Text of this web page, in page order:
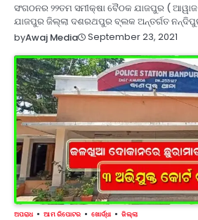
ସଂଗଠନର ୨୨ତମ ସମୀକ୍ଷା ବୈଠକ ଯାଜପୁର (
ଯାଜପୁର ଜିଲ୍ଲା ଦଶରଥପୁର ବ୍ଲକ ଅନ୍ତର୍ଗତ
byAwaj Media September 23, 2021
ଅପରାଧ ଆମ ରିପୋଟର ଖୋର୍ଦ୍ଧା ଜିଲ୍ଲା